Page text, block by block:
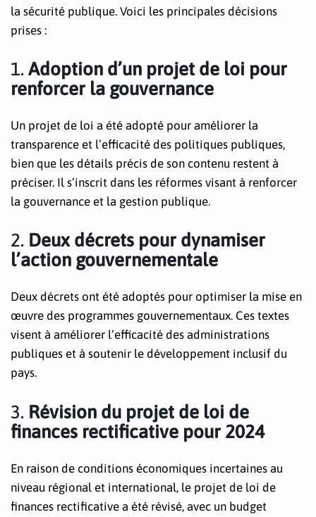
la sécurité publique. Voici les principales décisions
prises :
1. Adoption d’un projet de loi pour
renforcer la gouvernance
Un projet de loi a été adopté pour améliorer la
transparence et l’efficacité des politiques publiques,
bien que les détails précis de son contenu restent à
préciser. Il s’inscrit dans les réformes visant à renforcer
la gouvernance et la gestion publique.
2. Deux décrets pour dynamiser
l’action gouvernementale
Deux décrets ont été adoptés pour optimiser la mise en
œuvre des programmes gouvernementaux. Ces textes
visent à améliorer l’efficacité des administrations
publiques et à soutenir le développement inclusif du
pays.
3. Révision du projet de loi de
finances rectificative pour 2024
En raison de conditions économiques incertaines au
niveau régional et international, le projet de loi de
finances rectificative a été révisé, avec un budget